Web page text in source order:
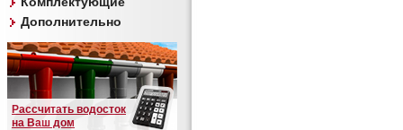
Дополнительно
Рассчитать водосток
на Ваш дом